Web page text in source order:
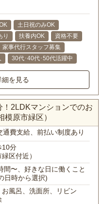
土日祝のみOK
り 扶養内OK
資格不要
家事代行スタッフ募集
30代･40代･50代活躍中
細を見る
2LDKマンションでのお
原市緑区）
通費支給、前払い制度あり
10分
区付近）
間〜、好きな日に働くこと
日時から選択)
風呂、洗面所、リビン